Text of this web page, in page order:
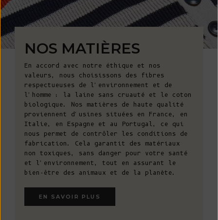
NOS MATIÈRES
En accord avec notre éthique et nos
valeurs, nous choisissons des fibres
respectueuses de l'environnement et de
l'homme : la laine sans cruauté et le coton
biologique. Nos matières de haute qualité
proviennent d'usines situées en France, en
Italie, en Espagne et au Portugal, ce qui
nous permet de contrôler les conditions de
fabrication. Cela garantit des matériaux
non toxiques, sans danger pour votre santé
et l'environnement, tout en assurant le
bien-être des animaux et de la planète.
EN SAVOIR PLUS